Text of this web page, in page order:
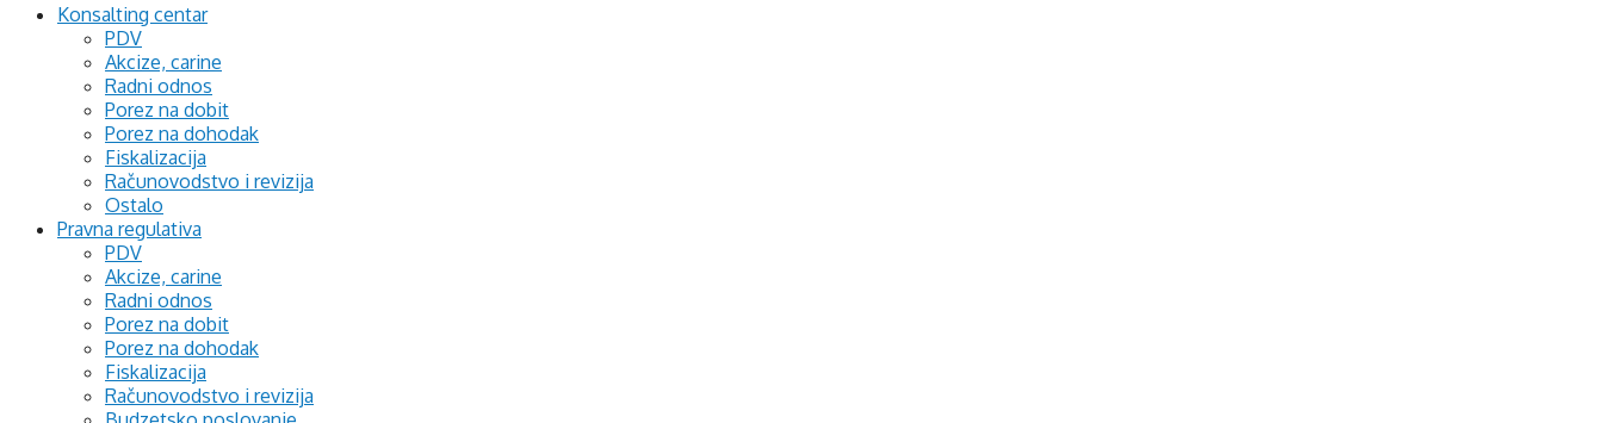
Konsalting centar
PDV
Akcize, carine
Radni odnos
Porez na dobit
Porez na dohodak
Fiskalizacija
Računovodstvo i revizija
Ostalo
Pravna regulativa
PDV
Akcize, carine
Radni odnos
Porez na dobit
Porez na dohodak
Fiskalizacija
Računovodstvo i revizija